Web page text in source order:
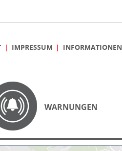
IMPRESSUM INFORMATIONEN
WARNUNGEN